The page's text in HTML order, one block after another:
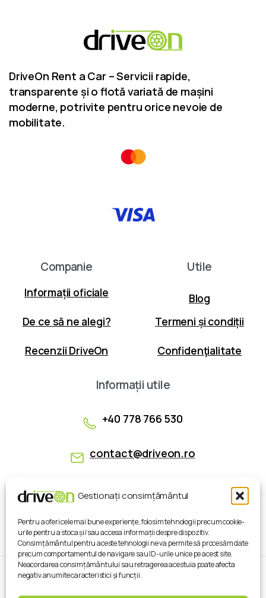
Gestionați consimțământul
Pentru a oferi cele mai bune experiențe, folosim tehnologii precum cookie-
urile pentru a stoca și/sau accesa informații despre dispozitiv.
Consimțământul pentru aceste tehnologii ne va permite să procesăm date
precum comportamentul de navigare sau ID-urile unice pe acest site.
Neacordarea consimțământului sau retragerea acestuia poate afecta
negativ anumite caracteristici și funcții.
DriveOn Rent a Car – Servicii rapide,
transparente și o flotă variată de mașini
moderne, potrivite pentru orice nevoie de
mobilitate.
Companie
Informații oficiale
De ce să ne alegi?
Recenzii DriveOn
Utile
Blog
Termeni și condiții
Confidenţialitate
Informații utile
+40 778 766 530
contact@driveon.ro
Strada Aeroportului Nr. 2, Timişoara
Copyright © 2025 DriveOn . Toate drepturile